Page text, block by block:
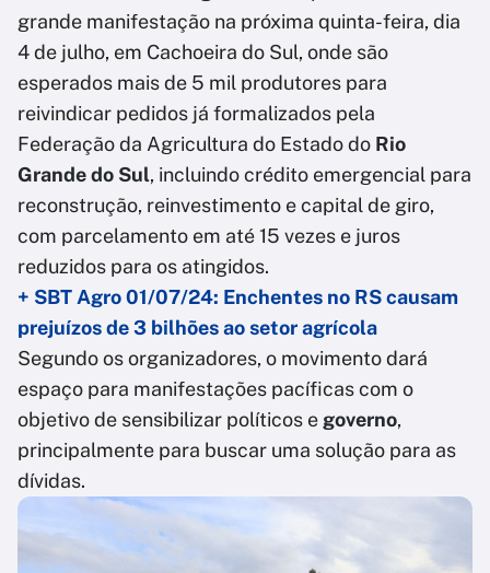
grande manifestação na próxima quinta-feira, dia
4 de julho, em Cachoeira do Sul, onde são
esperados mais de 5 mil produtores para
reivindicar pedidos já formalizados pela
Federação da Agricultura do Estado do Rio
Grande do Sul, incluindo crédito emergencial para
reconstrução, reinvestimento e capital de giro,
com parcelamento em até 15 vezes e juros
reduzidos para os atingidos.
+ SBT Agro 01/07/24: Enchentes no RS causam
prejuízos de 3 bilhões ao setor agrícola
Segundo os organizadores, o movimento dará
espaço para manifestações pacíficas com o
objetivo de sensibilizar políticos e governo,
principalmente para buscar uma solução para as
dívidas.